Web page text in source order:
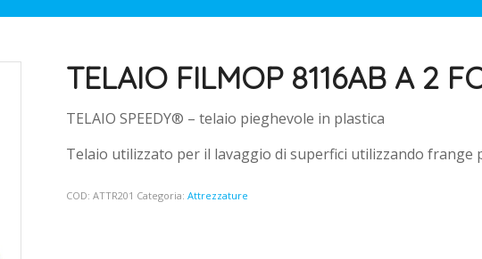
TELAIO FILMOP 8116AB A 2
TELAIO SPEEDY® – telaio pieghevole in plastica
Telaio utilizzato per il lavaggio di superfici utilizzando frange
COD: ATTR201 Categoria: Attrezzature